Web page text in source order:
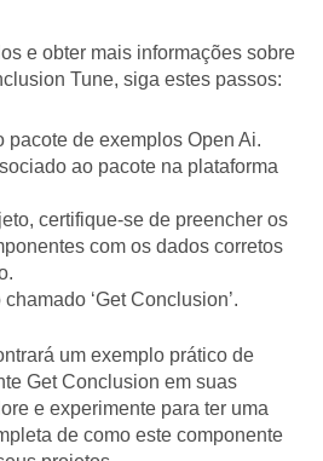
e obter mais informações sobre
Tune, siga estes passos:
pacote de exemplos Open Ai.
ao pacote na plataforma
certifique-se de preencher os
com os dados corretos
‘Get Conclusion’.
um exemplo prático de
Get Conclusion em suas
e experimente para ter uma
de como este componente